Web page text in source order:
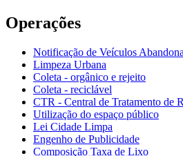
Operações
Notificação de Veículos
Limpeza Urbana
Coleta - orgânico e rejeito
Coleta - reciclável
CTR - Central de Tratamento de
Utilização do espaço público
Lei Cidade Limpa
Engenho de Publicidade
Composição Taxa de Lixo